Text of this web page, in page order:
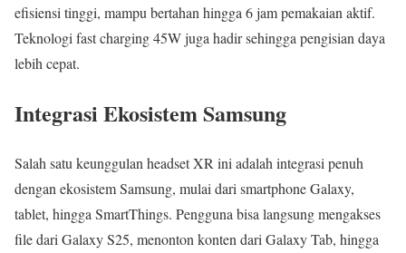
efisiensi tinggi, mampu bertahan hingga 6 jam pemakaian aktif.
Teknologi fast charging 45W juga hadir sehingga pengisian daya
lebih cepat.
Integrasi Ekosistem Samsung
Salah satu keunggulan headset XR ini adalah integrasi penuh
dengan ekosistem Samsung, mulai dari smartphone Galaxy,
tablet, hingga SmartThings. Pengguna bisa langsung mengakses
file dari Galaxy S25, menonton konten dari Galaxy Tab, hingga